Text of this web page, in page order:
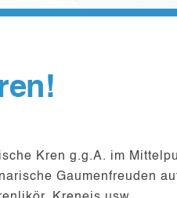
Kren g.g.A. im
Gaumenfreuden